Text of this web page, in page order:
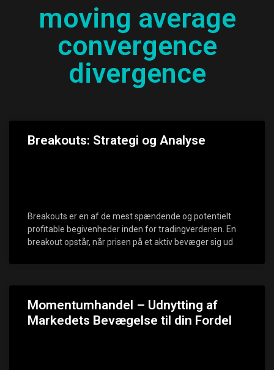
moving average
convergence
divergence
Breakouts: Strategi og Analyse
Breakouts er en af de mest spændende og potentielt
profitable begivenheder inden for tradingverdenen. En
breakout opstår, når prisen på et aktiv bevæger sig ud
Momentumhandel – Udnytting af
Markedets Bevægelse til din Fordel